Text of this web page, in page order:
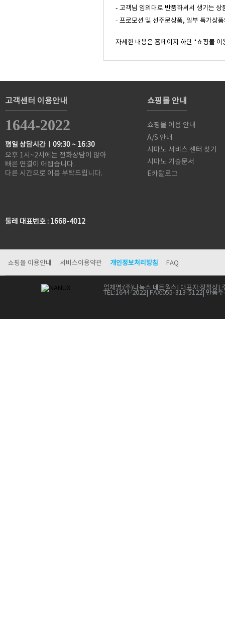
- 고객님 임의대로 반품하셔서 생기는 상
- 프로모션 및 선주문상품, 일부 특가상
자세한 내용은 홈페이지 하단 *쇼핑몰
고객센터 이용안내
1644-2022
평일 상담시간ㅣ09:30 ~ 16:30
오후 1시~2시에는 전화상담이 많아
빠른 연결이 어렵습니다.
다른 시간으로 이용 부탁드립니다.
툴레 대표번호 : 1668-4012
쇼핑몰 안내
쇼핑몰 이용 안내
A/S 안내
시마노 서비스 센터 찾기
시마노 기술문서
E카탈로그
쇼핑몰 이용안내 서비스이용약관 개인정보처리방침 FAQ
업체명:(주)나눅스 네트웍스 | 대표자:정철상|
TEL:1644-2022 | FAX:055-313-5122 | 반품